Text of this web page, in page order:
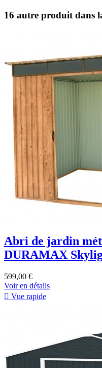
16 autre produit dans
Abri de jardin
DURAMAX
599,00 €
Voir en détails
 Vue rapide